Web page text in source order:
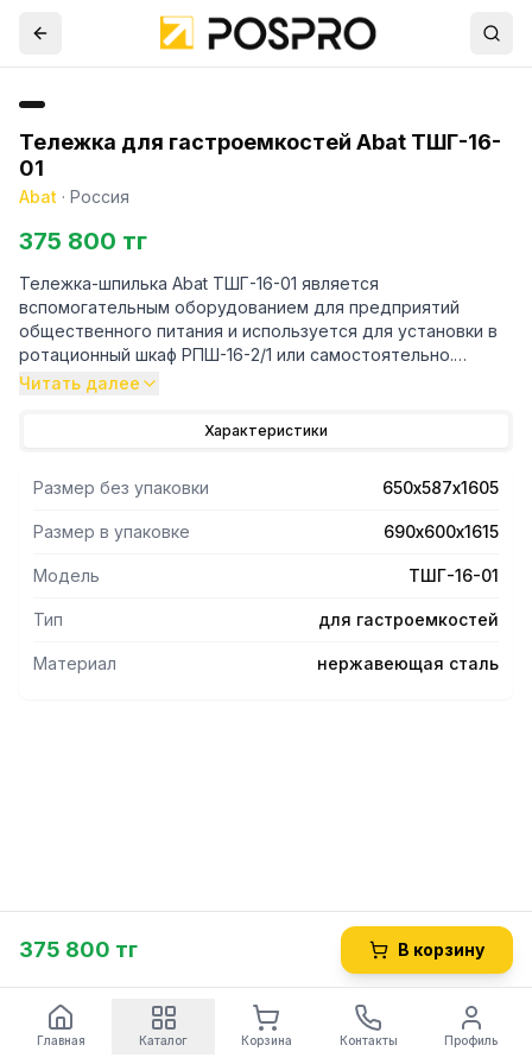
Тележка для гастроемкостей Abat ТШГ-16-
01
Abat · Россия
375 800 тг
Тележка-шпилька Abat ТШГ-16-01 является
вспомогательным оборудованием для предприятий
общественного питания и используется для установки в
ротационный шкаф РПШ-16-2/1 или самостоятельно.
- Четыре поворотных колеса.
Читать далее
Характеристики
Размер без упаковки 650х587х1605
Размер в упаковке 690х600х1615
Модель ТШГ-16-01
Тип для гастроемкостей
Материал нержавеющая сталь
375 800 тг В корзину
Главная Каталог Корзина Контакты Профиль